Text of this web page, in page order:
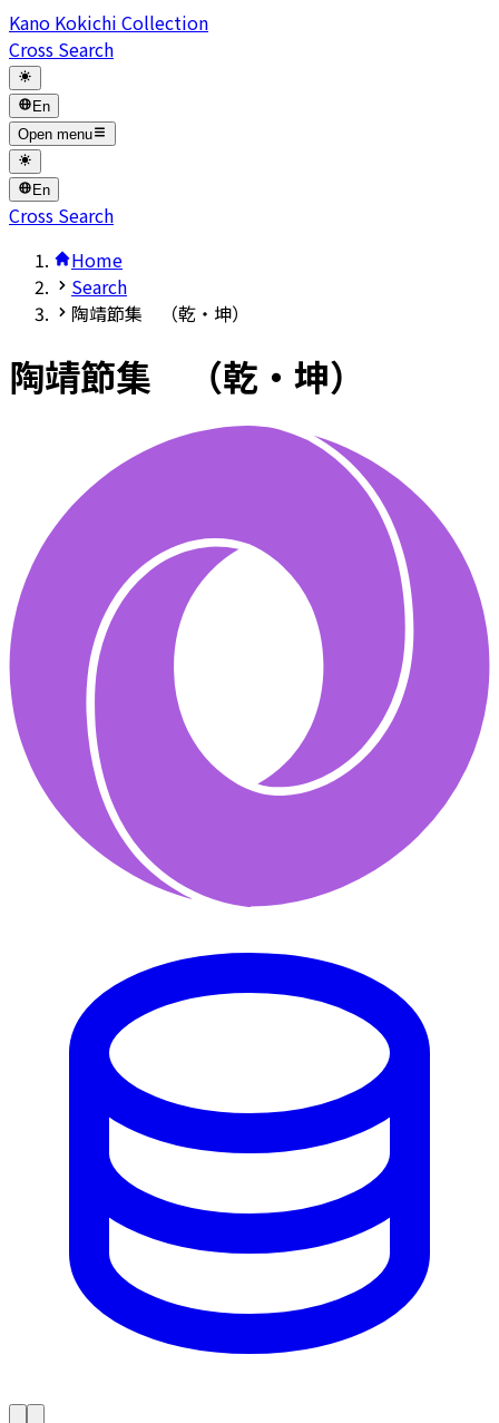
Kano Kokichi Collection
Cross Search
En
Open menu
En
Cross Search
Home
Search
陶靖節集 （乾・坤）
陶靖節集 （乾・坤）